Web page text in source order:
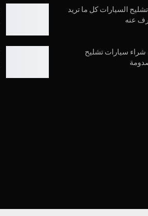
السيارات كل ما تريد
عنه
شراء سيارات تشليح